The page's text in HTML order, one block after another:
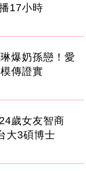
17小時
爆奶孫戀！愛
傳證實
歲女友智商
大3碩博士